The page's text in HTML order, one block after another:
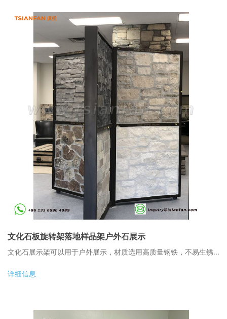
文化石板旋转架落地样品架户外石展示
文化石展示架可以用于户外展示，材质选用高质量钢铁，不易生锈...
详细信息